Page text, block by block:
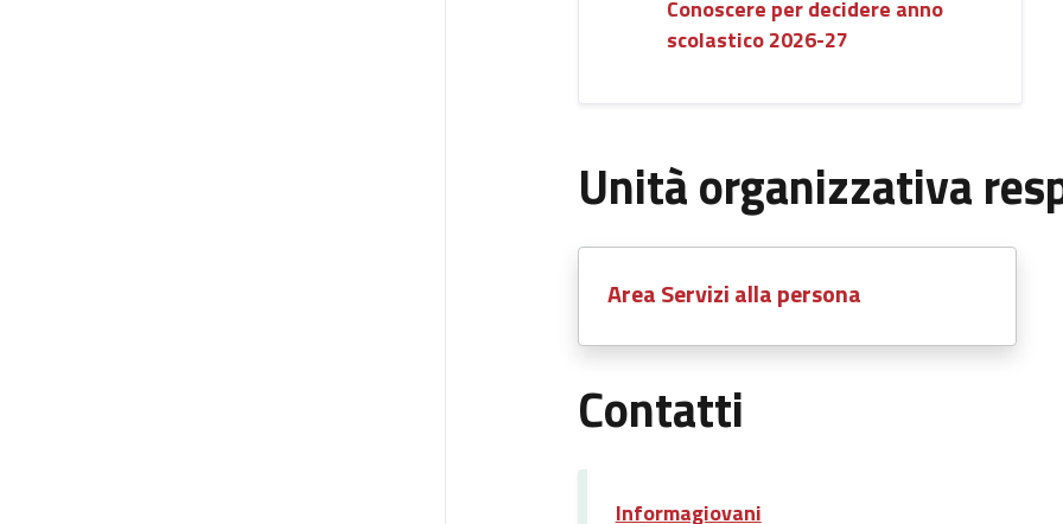
Conoscere per decidere anno
scolastico 2026-27
Unità organizzativa
Area Servizi alla persona
Contatti
Informagiovani